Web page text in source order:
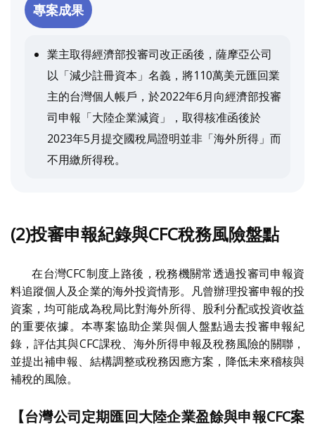
專案成果
業主取得經濟部投審司改正函後，薩摩亞公司
以「減少註冊資本」名義，將110萬美元匯回業
主的台灣個人帳戶，於2022年6月向經濟部投審
司申報「大陸企業減資」，取得核准函後於
2023年5月提交國稅局證明並非「海外所得」而
不用繳所得稅。
(2)投審申報紀錄與CFC稅務風險盤點
在台灣CFC制度上路後，稅務機關常透過投審司申報資
料追蹤個人及企業的海外投資情形。凡曾辦理投審申報的投
資案，均可能成為稅局比對海外所得、股利分配或投資收益
的重要依據。本專案協助企業與個人盤點過去投審申報紀
錄，評估其與CFC課稅、海外所得申報及稅務風險的關聯，
並提出補申報、結構調整或稅務因應方案，降低未來稽核與
補稅的風險。
【台灣公司定期匯回大陸企業盈餘與申報CFC案